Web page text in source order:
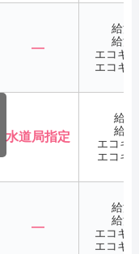
―
給湯
給湯
エコキ
エコキ
水道局指定
給
給
エコキ
エコキ
―
給湯
給湯
エコキ
エコキ